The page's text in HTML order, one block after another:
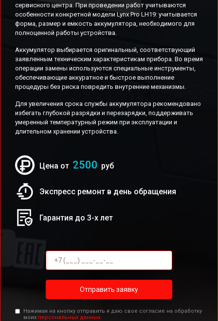
сервисного центра. При проведении работ учитываются
особенности конкретной модели Lynx Pro LH19: учитывается
форма, размер и емкость аккумулятора, необходимого для
полноценной работы устройства.
Аккумулятор выбирается оригинальный, соответствующий
заявленным техническим характеристикам прибора. Во время
операции замены используются специальные инструменты,
обеспечивающие аккуратное и быстрое выполнение
процедуры без риска повредить внутренние механизмы.
Для увеличения срока службы аккумулятора рекомендовано
избегать глубокой разрядки и перезарядки, поддерживать
умеренный температурный режим при эксплуатации и
длительном хранении устройства.
Цена от 2500 руб
Экспресс ремонт в день обращения
Гарантия до 3-х лет
Отправить заявку
Нажимая на кнопку отправить я даю свое согласие на обработку
моих персональных данных.